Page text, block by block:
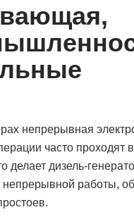
непрерывная
часто проходят
делает дизель-
работы,